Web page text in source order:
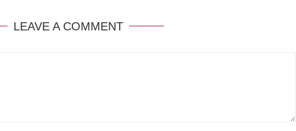
LEAVE A COMMENT